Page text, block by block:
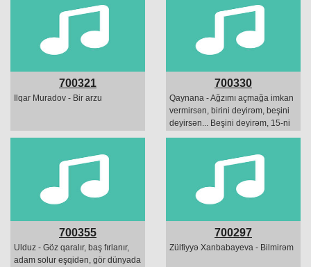
700321
Ilqar Muradov - Bir arzu
700330
Qaynana - Ağzımı açmağa imkan
vermirsən, birini deyirəm, beşini
deyirsən... Beşini deyirəm, 15-ni
yapışdırırsan, nə istəyirsən
700355
Ulduz - Göz qaralır, baş fırlanır,
adam solur eşqidən, gör dünyada
700297
Zülfiyyə Xanbabayeva - Bilmirəm